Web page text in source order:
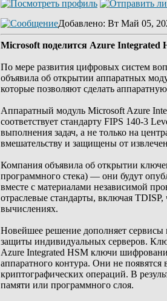
Добавлено: Вт Май 05,
Microsoft поделится Azure Integrated
По мере развития цифровых систем
объявила об открытии аппаратных
которые позволяют сделать
Аппаратный модуль Microsoft Azure
соответствует стандарту FIPS 140-3
выполнения задач, а не только на
вмешательству и защищены от
Компания объявила об открытии
программного стека) — они будут
вместе с материалами независимой
отраслевые стандарты, включая
вычислениях.
Новейшее решение дополняет сервисы
защиты индивидуальных серверов.
Azure Integrated HSM ключи
аппаратного контура. Они не
криптографических операций. В
памяти или программного слоя.